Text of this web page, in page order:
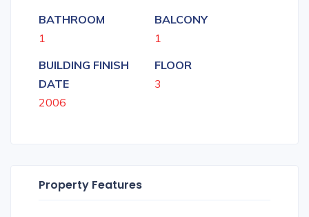
BATHROOM
1
BALCONY
1
BUILDING FINISH
DATE
2006
FLOOR
3
Property Features